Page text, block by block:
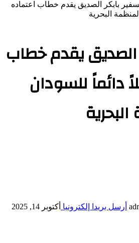
بابكر الصديق يقدم خطاب اعتماده
البحرية
الصديق يقدم خطاب
دائماً للسودان
أرسل بريدا إلكترونيا أكتوبر 14, 2025